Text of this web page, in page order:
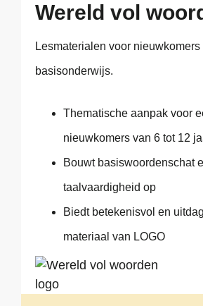
Wereld vol
Lesmaterialen voor nieuwkomers
basisonderwijs.
Thematische aanpak voor
nieuwkomers van 6 tot 12
Bouwt basiswoordenschat
taalvaardigheid op
Biedt betekenisvol en
materiaal van LOGO